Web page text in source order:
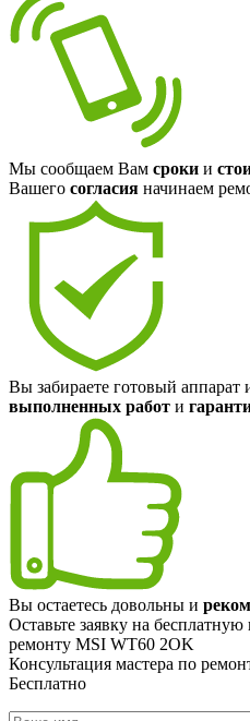
Мы сообщаем Вам сроки и
Вашего согласия начинаем
Вы забираете готовый аппарат
выполненных работ и
Вы остаетесь довольны и
Оставьте заявку на бесплатную
ремонту MSI WT60 2OK
Консультация мастера по
Бесплатно